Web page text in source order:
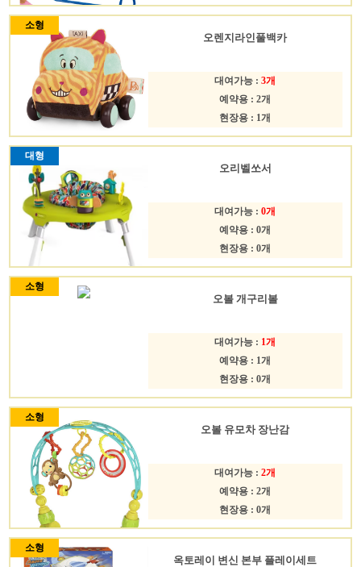
오렌지라인풀백카
소형
대여가능 :3개
예약용 : 2개
현장용 : 1개
오리벨쏘서
대형
대여가능 :0개
예약용 : 0개
현장용 : 0개
오볼 개구리볼
소형
대여가능 : 1개
예약용 : 1개
현장용 : 0개
오볼 유모차 장난감
소형
대여가능 :2개
예약용 : 2개
현장용 : 0개
옥토레이 변신 본부 플레이세트
소형